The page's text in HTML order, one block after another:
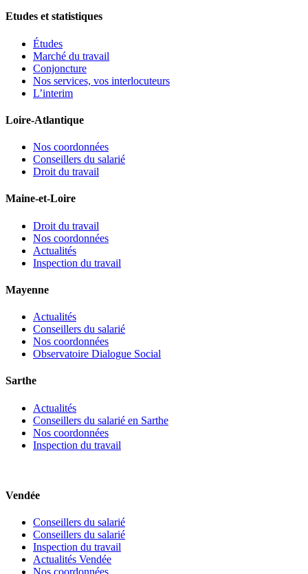
Etudes et statistiques
Études
Marché du travail
Conjoncture
Nos services, vos interlocuteurs
L’interim
Loire-Atlantique
Nos coordonnées
Conseillers du salarié
Droit du travail
Maine-et-Loire
Droit du travail
Nos coordonnées
Actualités
Inspection du travail
Mayenne
Actualités
Conseillers du salarié
Nos coordonnées
Observatoire Dialogue Social
Sarthe
Actualités
Conseillers du salarié en Sarthe
Nos coordonnées
Inspection du travail
Vendée
Conseillers du salarié
Conseillers du salarié
Inspection du travail
Actualités Vendée